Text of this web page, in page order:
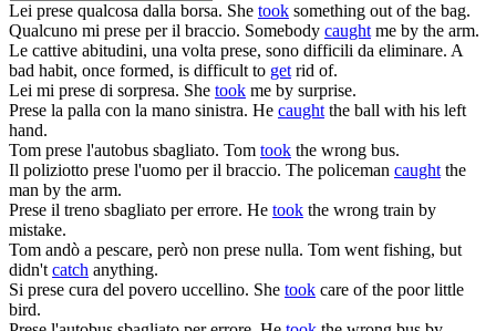
Lei prese qualcosa dalla borsa. She took something out of the bag.
Qualcuno mi prese per il braccio. Somebody caughtme by the arm.
Le cattive abitudini, una volta prese, sono difficili da eliminare. A
bad habit, once formed, is difficult to getrid of.
Lei mi prese di sorpresa. She took me by surprise.
Prese la palla con la mano sinistra. He caughtthe ball with his left
hand.
Tom prese l'autobus sbagliato. Tom took the wrong bus.
Il poliziotto prese l'uomo per il braccio. The policeman caughtthe
man by the arm.
Prese il treno sbagliato per errore. He took the wrong train by
mistake.
Tom andò a pescare, però non prese nulla. Tom went fishing, but
didn'tcatch anything.
Si prese cura del povero uccellino. She took care of the poor little
bird.